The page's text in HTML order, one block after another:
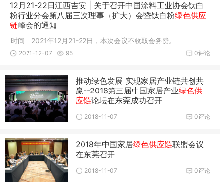
12月21-22日江西吉安 | 关于召开中国涂料工业协会钛白
粉行业分会第八届三次理事（扩大）会暨钛白粉绿色供应
链峰会的通知
时间：2021年12月21-22日，本次会议不收取会务费。
0评论
2021-12-07 95
推动绿色发展 实现家居产业链共创共
赢--2018第三届中国家居产业绿色供
应链论坛在东莞成功召开
0评论
2018-11-07
2018年中国家居绿色供应链联盟会议
在东莞召开
0评论
2018-11-07